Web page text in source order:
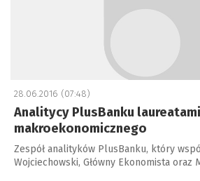
28.06.2016 (07:48)
Analitycy PlusBanku
makroekonomicznego
Zespół analityków PlusBanku, który
Wojciechowski, Główny Ekonomista oraz